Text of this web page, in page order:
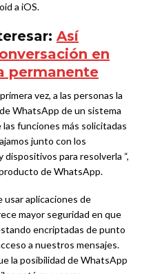
a iOS.
Así
en
permanente
vez, a las personas la
WhatsApp de un sistema
funciones más solicitadas
junto con los
para resolverla “,
de WhatsApp.
usar aplicaciones de
mayor seguridad en que
encriptadas de punto
a nuestros mensajes.
la posibilidad de WhatsApp